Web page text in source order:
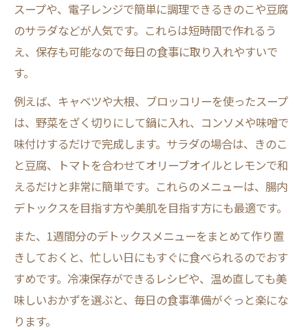
スープや、電子レンジで簡単に調理できるきのこや豆腐
のサラダなどが人気です。これらは短時間で作れるう
え、保存も可能なので毎日の食事に取り入れやすいで
す。
例えば、キャベツや大根、ブロッコリーを使ったスープ
は、野菜をざく切りにして鍋に入れ、コンソメや味噌で
味付けするだけで完成します。サラダの場合は、きのこ
と豆腐、トマトを合わせてオリーブオイルとレモンで和
えるだけと非常に簡単です。これらのメニューは、腸内
デトックスを目指す方や美肌を目指す方にも最適です。
また、1週間分のデトックスメニューをまとめて作り置
きしておくと、忙しい日にもすぐに食べられるのでおす
すめです。冷凍保存ができるレシピや、温め直しても美
味しいおかずを選ぶと、毎日の食事準備がぐっと楽にな
ります。